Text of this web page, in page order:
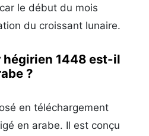
le début du mois
du croissant lunaire.
hégirien 1448 est-il
?
en téléchargement
en arabe. Il est conçu